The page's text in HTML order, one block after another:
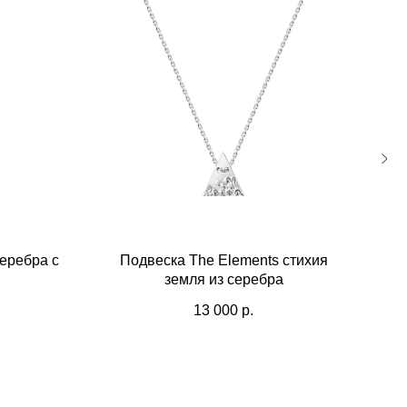
с
Подвеска The Elements стихия
земля из серебра
13 000 р.